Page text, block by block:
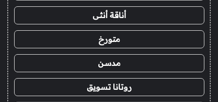
أناقة أنثى
متورخ
مدسن
روتانا تسويق